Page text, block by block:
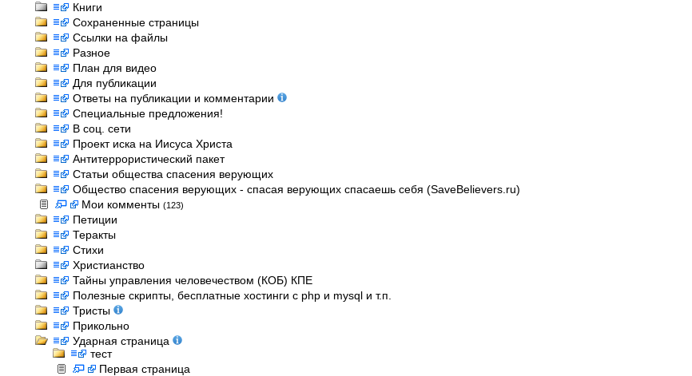
Книги
Сохраненные страницы
Ссылки на файлы
Разное
План для видео
Для публикации
Ответы на публикации и комментарии
Специальные предложения!
В соц. сети
Проект иска на Иисуса Христа
Антитеррористический пакет
Статьи общества спасения верующих
Общество спасения верующих - спасая верующих спасаешь себя (SaveBelievers.ru)
Мои комменты (123)
Петиции
Теракты
Стихи
Христианство
Тайны управления человечеством (КОБ) КПЕ
Полезные скрипты, бесплатные хостинги с php и mysql и т.п.
Тристы
Прикольно
Ударная страница
тест
Первая страница